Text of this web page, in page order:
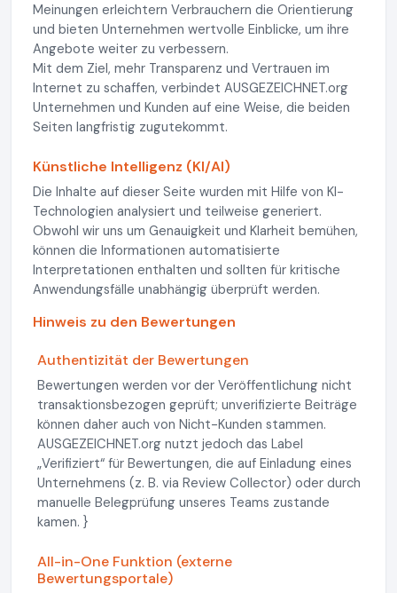
Meinungen erleichtern Verbrauchern die Orientierung
und bieten Unternehmen wertvolle Einblicke, um ihre
Angebote weiter zu verbessern.
Mit dem Ziel, mehr Transparenz und Vertrauen im
Internet zu schaffen, verbindet AUSGEZEICHNET.org
Unternehmen und Kunden auf eine Weise, die beiden
Seiten langfristig zugutekommt.
Künstliche Intelligenz (KI/AI)
Die Inhalte auf dieser Seite wurden mit Hilfe von KI-
Technologien analysiert und teilweise generiert.
Obwohl wir uns um Genauigkeit und Klarheit bemühen,
können die Informationen automatisierte
Interpretationen enthalten und sollten für kritische
Anwendungsfälle unabhängig überprüft werden.
Hinweis zu den Bewertungen
Authentizität der Bewertungen
Bewertungen werden vor der Veröffentlichung nicht
transaktionsbezogen geprüft; unverifizierte Beiträge
können daher auch von Nicht-Kunden stammen.
AUSGEZEICHNET.org nutzt jedoch das Label
„Verifiziert“ für Bewertungen, die auf Einladung eines
Unternehmens (z. B. via Review Collector) oder durch
manuelle Belegprüfung unseres Teams zustande
kamen. }
All-in-One Funktion (externe
Bewertungsportale)